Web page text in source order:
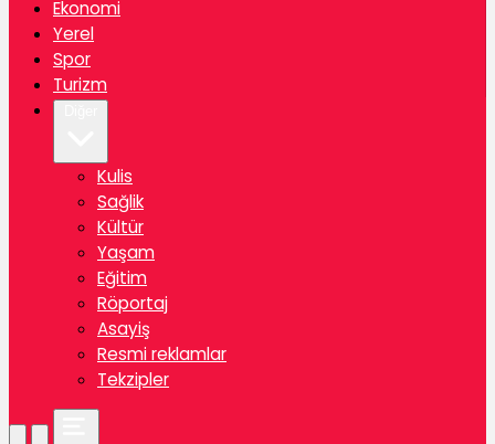
Ekonomi
Yerel
Spor
Turizm
Kulis
Sağlik
Kültür
Yaşam
Eğitim
Röportaj
Asayiş
Resmi reklamlar
Tekzipler